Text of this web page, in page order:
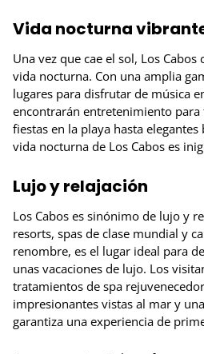
Vida nocturna
Una vez que cae el sol, Los
vida nocturna. Con una amplia
lugares para disfrutar de música
encontrarán entretenimiento para
fiestas en la playa hasta
vida nocturna de Los Cabos es
Lujo y relajación
Los Cabos es sinónimo de lujo y
resorts, spas de clase mundial y
renombre, es el lugar ideal para
unas vacaciones de lujo. Los
tratamientos de spa
impresionantes vistas al mar y
garantiza una experiencia de